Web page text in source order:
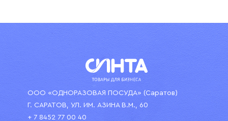
ООО «ОДНОРАЗОВАЯ ПОСУДА» (Саратов)
Г. САРАТОВ, УЛ. ИМ. АЗИНА В.М., 60
+ 7 8452 77 00 40